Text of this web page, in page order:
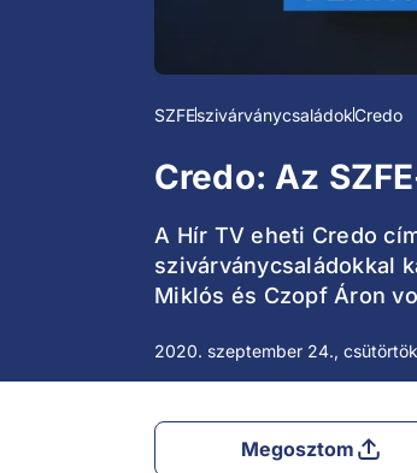
SZFEszivárványcsaládokCredo
Credo: Az
A Hír TV eheti Credo
szivárványcsaládokkal
Miklós és Czopf Áron
2020. szeptember 24.,
Megosztom